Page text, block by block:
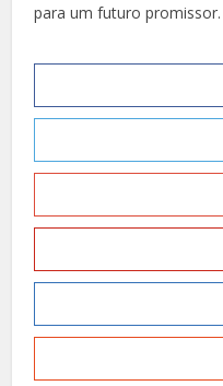
para um futuro promissor.